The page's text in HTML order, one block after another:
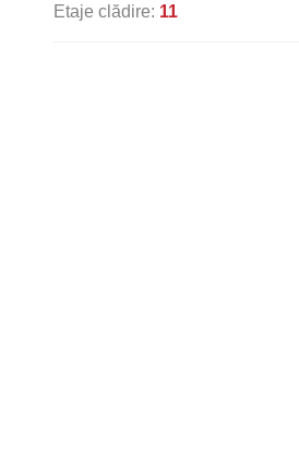
Etaje clădire: 11